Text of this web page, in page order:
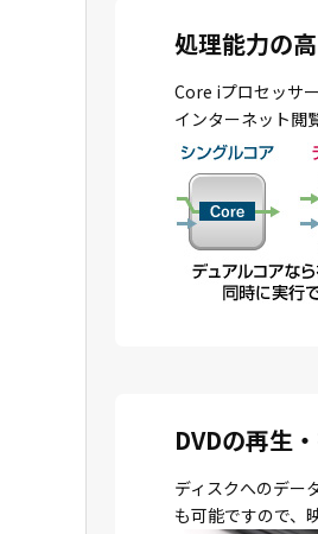
処理能力の
Core iプロセッサ
インターネット閲
DVDの再生
ディスクへのデー
も可能ですので、